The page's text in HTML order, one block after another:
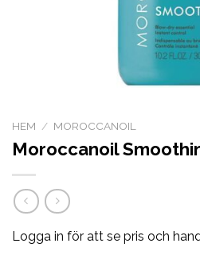
HEM / MOROCCANOIL
Moroccanoil
Logga in för att se pris och